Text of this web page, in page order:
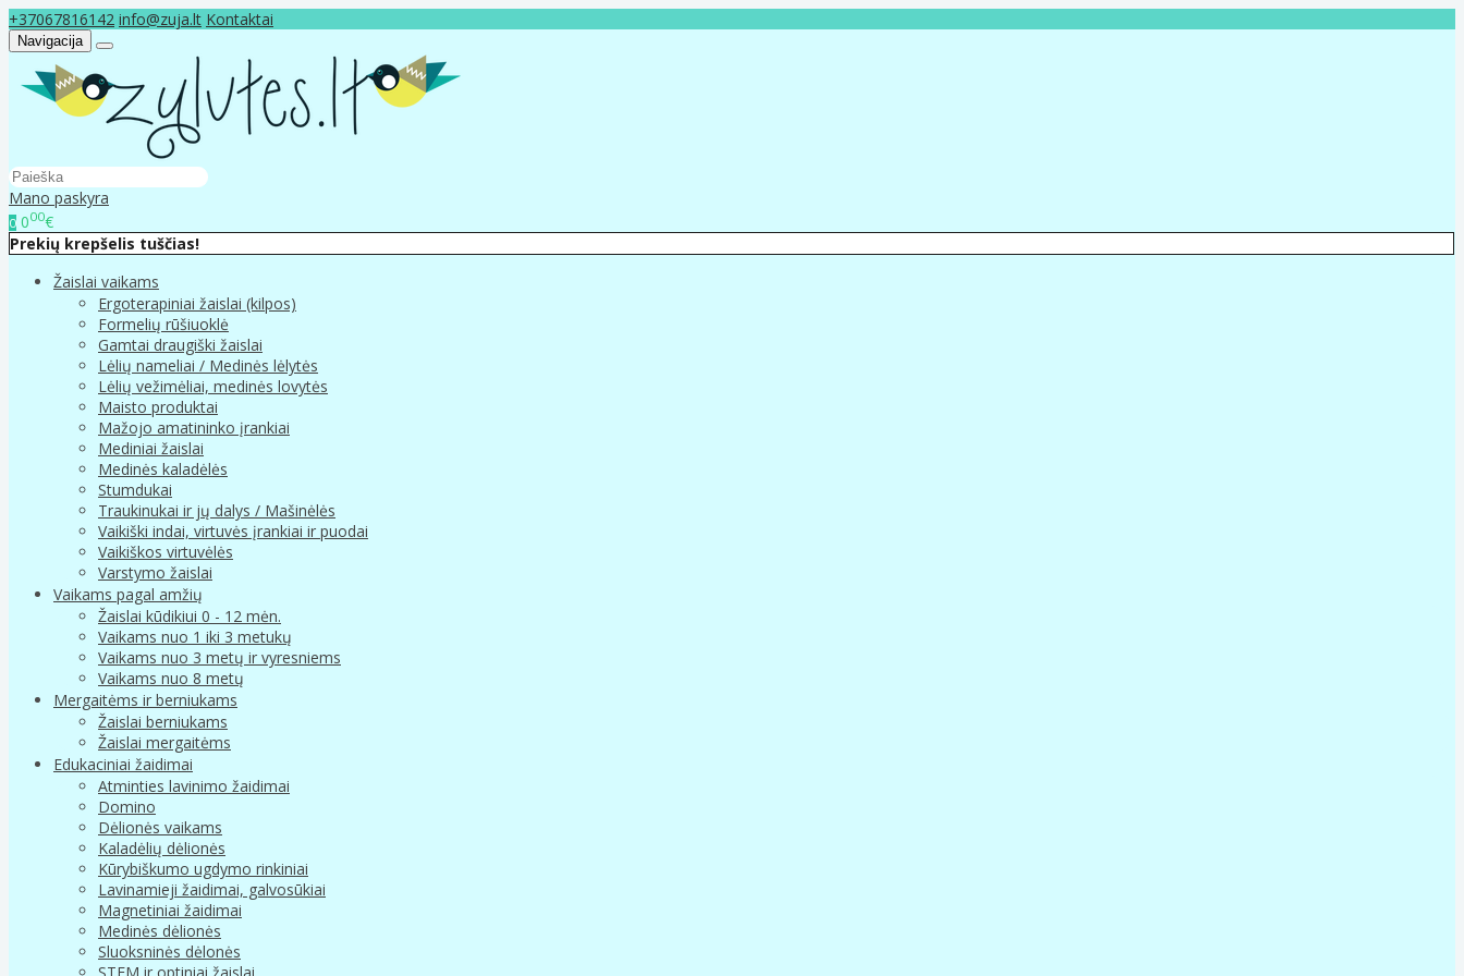
+37067816142 info@zuja.lt Kontaktai
Navigacija
Mano paskyra
0 000€
Prekių krepšelis tuščias!
Žaislai vaikams
Ergoterapiniai žaislai (kilpos)
Formelių rūšiuoklė
Gamtai draugiški žaislai
Lėlių nameliai / Medinės lėlytės
Lėlių vežimėliai, medinės lovytės
Maisto produktai
Mažojo amatininko įrankiai
Mediniai žaislai
Medinės kaladėlės
Stumdukai
Traukinukai ir jų dalys / Mašinėlės
Vaikiški indai, virtuvės įrankiai ir puodai
Vaikiškos virtuvėlės
Varstymo žaislai
Vaikams pagal amžių
Žaislai kūdikiui 0 - 12 mėn.
Vaikams nuo 1 iki 3 metukų
Vaikams nuo 3 metų ir vyresniems
Vaikams nuo 8 metų
Mergaitėms ir berniukams
Žaislai berniukams
Žaislai mergaitėms
Edukaciniai žaidimai
Atminties lavinimo žaidimai
Domino
Dėlionės vaikams
Kaladėlių dėlionės
Kūrybiškumo ugdymo rinkiniai
Lavinamieji žaidimai, galvosūkiai
Magnetiniai žaidimai
Medinės dėlionės
Sluoksninės dėlonės
STEM ir optiniai žaislai